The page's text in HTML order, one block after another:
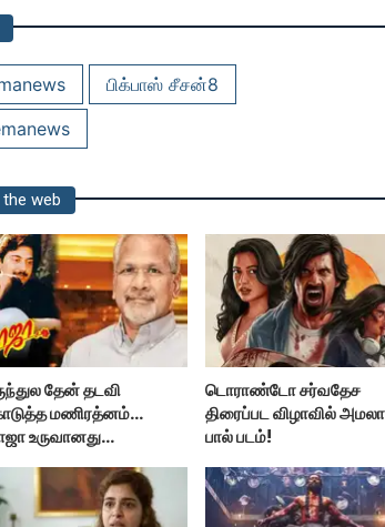
பிக்பாஸ் சீசன்8
web
தேன் தடவி
மணிரத்னம்...
உருவானது
டொராண்டோ சர்வதேச
திரைப்பட விழாவில் அமலா
பால் படம்!